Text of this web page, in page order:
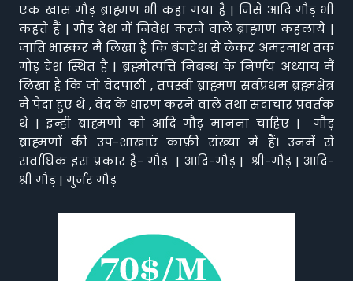
एक खास गौड़ ब्राह्मण भी कहा गया है | जिसे आदि गौड़ भी
कहते हैं | गौड़ देश में निवेश करने वाले ब्राह्मण कहलाये |
जाति भास्कर मैं लिखा है कि बंगदेश से लेकर अमरनाथ तक
गौड़ देश स्थित है | ब्रह्मोत्पत्ति निबन्ध के निर्णय अध्याय मैं
लिखा है कि जो वेदपाठी , तपस्वी ब्राह्मण सर्वप्रथम ब्रह्मक्षेत्र
मैं पैदा हुए थे , वेद के धारण करने वाले तथा सदाचार प्रवर्तक
थे | इन्ही ब्राह्मणो को आदि गौड़ मानना चाहिए | गौड़
ब्राह्मणों की उप-शाखाएं काफ़ी संख्या में हैं। उनमें से
सर्वाधिक इस प्रकार हैं- गौड़ | आदि-गौड़ | श्री-गौड़ | आदि-
श्री गौड़ | गुर्जर गौड़